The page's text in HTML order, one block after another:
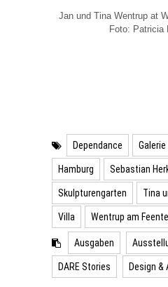
Jan und Tina Wentrup at
Foto: Patricia
Dependance
Hamburg Sebastian
Skulpturengarten Tina
Villa Wentrup am
Ausgaben
DARE Stories Design